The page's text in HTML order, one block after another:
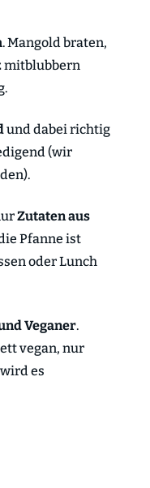
. Mangold braten,
mitblubbern
und dabei richtig
(wir
Zutaten aus
Pfanne ist
oder Lunch
Veganer.
vegan, nur
es